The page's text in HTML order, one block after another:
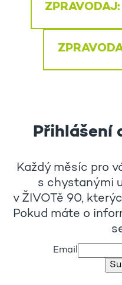
Přihlášení
Každý měsíc pro
s chystanými
v ŽIVOTě 90,
Pokud máte o
Email